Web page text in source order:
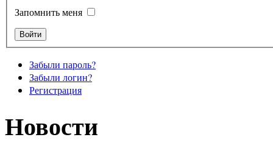
Запомнить меня
Забыли пароль?
Забыли логин?
Регистрация
Новости